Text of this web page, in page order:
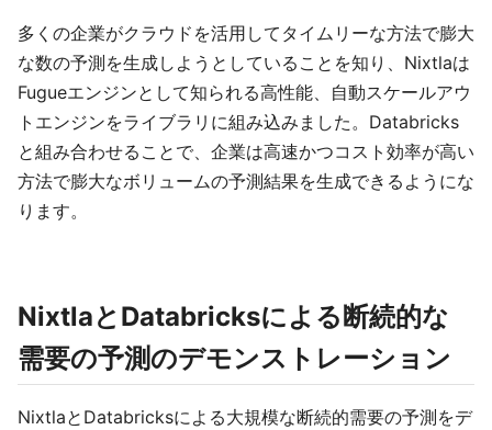
多くの企業がクラウドを活用してタイムリーな方法で膨大
な数の予測を生成しようとしていることを知り、Nixtlaは
Fugueエンジンとして知られる高性能、自動スケールアウ
トエンジンをライブラリに組み込みました。Databricks
と組み合わせることで、企業は高速かつコスト効率が高い
方法で膨大なボリュームの予測結果を生成できるようにな
ります。
NixtlaとDatabricksによる断続的な
需要の予測のデモンストレーション
NixtlaとDatabricksによる大規模な断続的需要の予測をデ